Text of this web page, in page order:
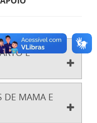
E
DE MAMA E